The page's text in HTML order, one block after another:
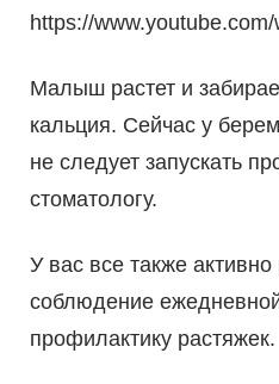
https://
Малыш растет и
кальция. Сейчас у
не следует запускать
стоматологу.
У вас все также
соблюдение
профилактику растяжек.